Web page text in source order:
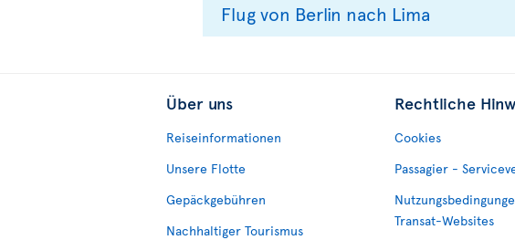
Flug von Berlin nach Lima
Über uns
Reiseinformationen
Unsere Flotte
Gepäckgebühren
Nachhaltiger Tourismus
Rechtliche
Cookies
Passagier -
Transat-Websites